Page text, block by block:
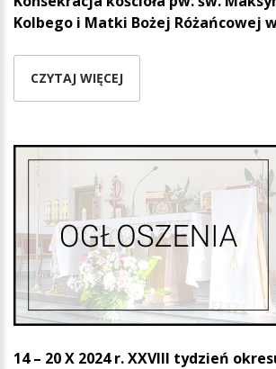
Kolbego i Matki Bożej Różańcowej
CZYTAJ WIĘCEJ
14 – 20 X 2024 r. XXVIII tydzień